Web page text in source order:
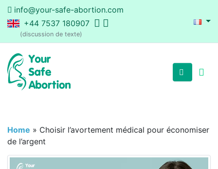
info@your-safe-abortion.com
+44 7537 180907
(discussion de texte)
Home » Choisir l’avortement médical pour économiser
de l’argent